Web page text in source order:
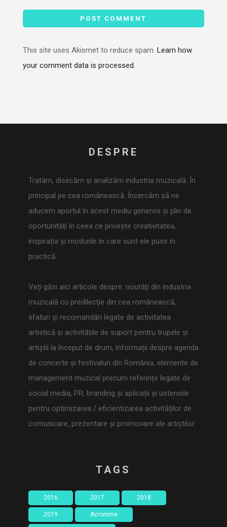
This site uses Akismet to reduce spam. Learn how
your comment data is processed.
DESPRE
Tratăm, disecăm și analizăm industria muzicală. În
principal pe cea românească. Încercăm să ne
aducem aportul în acest mediu generos și plin de
oportunități în ceea ce privește creativitatea,
inspirația și modurile în care sunt ele puse în
practică.
Veți găsi aici articole despre: noutăți din industria
muzicală cu predilecție din cea românească,
sfaturi și recomandări legate de activitatea
artistică și activitățile de suport pentru trupele și
artiștii la început de drum, informații despre agenda
de concerte și festivaluri din România, elemente de
management muzical precum referințe legate de
social media, PR, branding și aplicații și ustensile
pentru optimizarea / eficientizarea activităților de
comunicare, prezentare și promovare ale artiștilor.
TAGS
2016 2017 2018
2019 Acronime